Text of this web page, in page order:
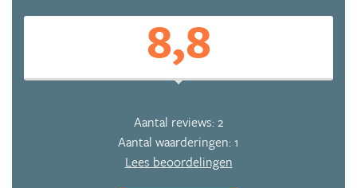
8,8
Aantal reviews: 2
Aantal waarderingen: 1
Lees beoordelingen